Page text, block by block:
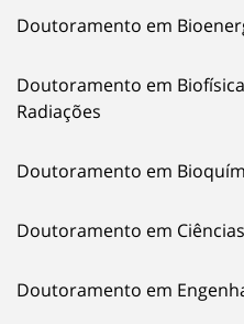
Doutoramento em
Doutoramento em
Radiações
Doutoramento em
Doutoramento em
Doutoramento em